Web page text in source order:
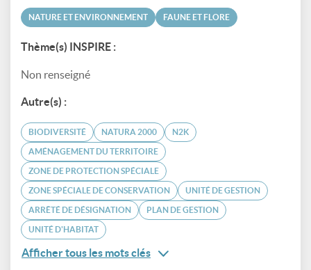
NATURE ET ENVIRONNEMENT FAUNE ET FLORE
Thème(s) INSPIRE :
Non renseigné
Autre(s) :
BIODIVERSITÉ NATURA 2000 N2K
AMÉNAGEMENT DU TERRITOIRE
ZONE DE PROTECTION SPÉCIALE
ZONE SPÉCIALE DE CONSERVATION UNITÉ DE GESTION
ARRÊTÉ DE DÉSIGNATION PLAN DE GESTION
UNITÉ D'HABITAT
Afficher tous les mots clés